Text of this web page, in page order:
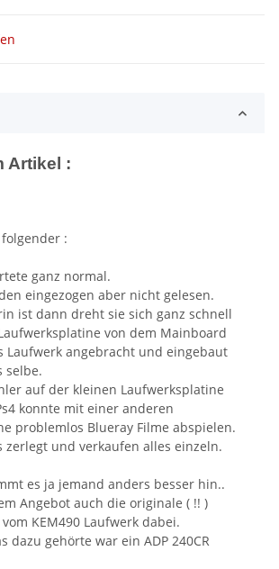
Artikel :
:
ganz normal.
eingezogen aber nicht gelesen.
ist dann dreht sie sich ganz schnell
von dem Mainboard
Laufwerk angebracht und eingebaut
selbe.
auf der kleinen Laufwerksplatine
konnte mit einer anderen
problemlos Blueray Filme abspielen.
zerlegt und verkaufen alles einzeln.
es ja jemand anders besser hin..
Angebot auch die originale ( !! )
KEM490 Laufwerk dabei.
dazu gehörte war ein ADP 240CR